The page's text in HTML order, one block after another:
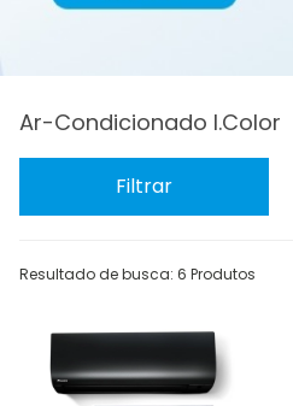
Ar-Condicionado I.Color
Filtrar
Resultado de busca: 6 Produtos